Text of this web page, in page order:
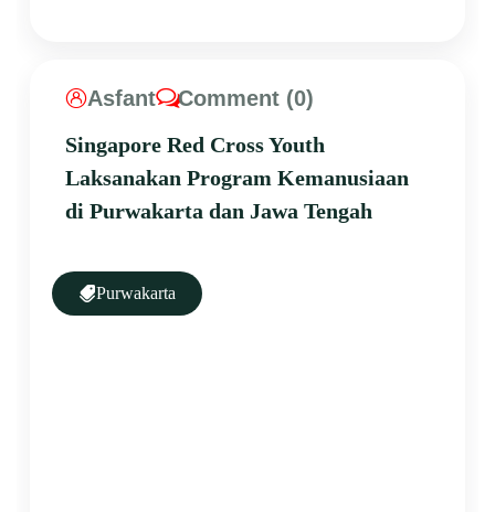
Asfant
Comment (0)
Singapore Red Cross Youth
Laksanakan Program Kemanusiaan
di Purwakarta dan Jawa Tengah
Purwakarta